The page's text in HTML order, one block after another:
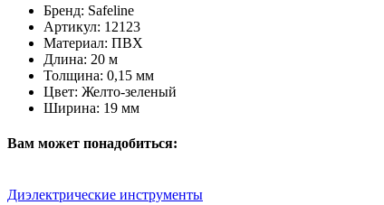
Бренд: Safeline
Артикул: 12123
Материал: ПВХ
Длина: 20 м
Толщина: 0,15 мм
Цвет: Желто-зеленый
Ширина: 19 мм
Вам может понадобиться:
Диэлектрические инструменты